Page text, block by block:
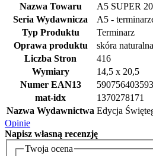
Nazwa Towaru
A5 SUPER
Seria Wydawnicza
A5 -
Typ Produktu
Terminarz
Oprawa produktu
skóra
Liczba Stron
416
Wymiary
14,5 x 20,5
Numer EAN13
mat-idx
1370278171
Nazwa Wydawnictwa Edycja
Opinie
Napisz własną recenzję
Twoja ocena